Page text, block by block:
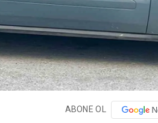
ABONE OL